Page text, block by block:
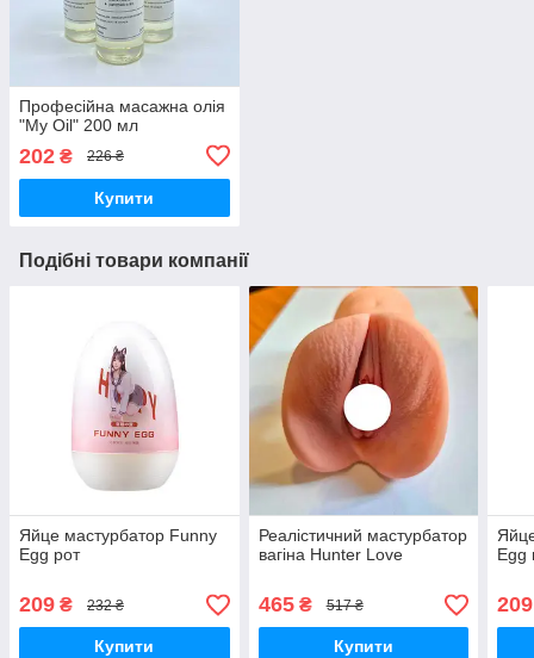
Професійна масажна олія
"My Oil" 200 мл
202 ₴ 226 ₴
Купити
Подібні товари компанії
Яйце мастурбатор Funny
Egg рот
209 ₴ 232 ₴
Купити
Реалістичний мастурбатор
вагіна Hunter Love
465₴ 517 ₴
Купити
Egg
209